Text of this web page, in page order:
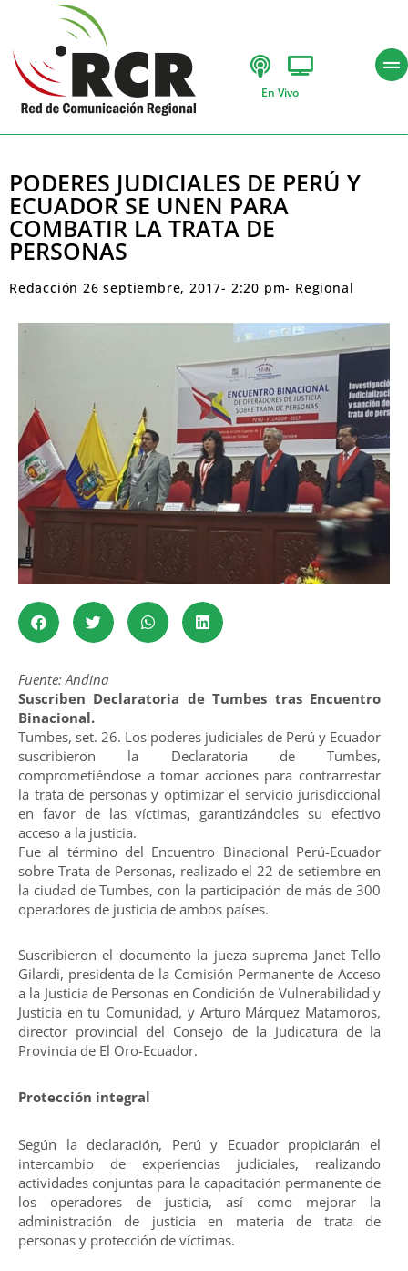
En Vivo
PODERES JUDICIALES DE PERÚ Y
ECUADOR SE UNEN PARA
COMBATIR LA TRATA DE
PERSONAS
Redacción 26 septiembre, 2017- 2:20 pm- Regional
Fuente: Andina
Suscriben Declaratoria de Tumbes tras Encuentro
Binacional.
Tumbes, set. 26. Los poderes judiciales de Perú y Ecuador
suscribieron la Declaratoria de Tumbes,
comprometiéndose a tomar acciones para contrarrestar
la trata de personas y optimizar el servicio jurisdiccional
en favor de las víctimas, garantizándoles su efectivo
acceso a la justicia.
Fue al término del Encuentro Binacional Perú-Ecuador
sobre Trata de Personas, realizado el 22 de setiembre en
la ciudad de Tumbes, con la participación de más de 300
operadores de justicia de ambos países.
Suscribieron el documento la jueza suprema Janet Tello
Gilardi, presidenta de la Comisión Permanente de Acceso
a la Justicia de Personas en Condición de Vulnerabilidad y
Justicia en tu Comunidad, y Arturo Márquez Matamoros,
director provincial del Consejo de la Judicatura de la
Provincia de El Oro-Ecuador.
Protección integral
Según la declaración, Perú y Ecuador propiciarán el
intercambio de experiencias judiciales, realizando
actividades conjuntas para la capacitación permanente de
los operadores de justicia, así como mejorar la
administración de justicia en materia de trata de
personas y protección de víctimas.